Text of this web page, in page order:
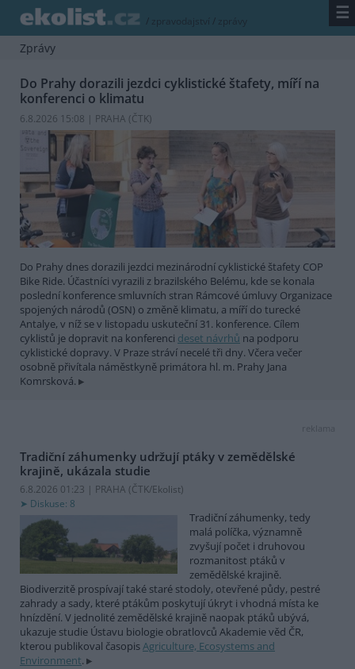
/ zpravodajství / zprávy ☰
Zprávy
Do Prahy dorazili jezdci cyklistické štafety, míří na
konferenci o klimatu
6.8.2026 15:08 | PRAHA (ČTK)
Do Prahy dnes dorazili jezdci mezinárodní cyklistické štafety COP
Bike Ride. Účastníci vyrazili z brazilského Belému, kde se konala
poslední konference smluvních stran Rámcové úmluvy Organizace
spojených národů (OSN) o změně klimatu, a míří do turecké
Antalye, v níž se v listopadu uskuteční 31. konference. Cílem
cyklistů je dopravit na konferenci deset návrhů na podporu
cyklistické dopravy. V Praze stráví necelé tři dny. Včera večer
osobně přivítala náměstkyně primátora hl. m. Prahy Jana
Komrsková.
reklama
Tradiční záhumenky udržují ptáky v zemědělské
krajině, ukázala studie
6.8.2026 01:23 | PRAHA (ČTK/Ekolist)
Diskuse: 8
Tradiční záhumenky, tedy
malá políčka, významně
zvyšují počet i druhovou
rozmanitost ptáků v
zemědělské krajině.
Biodiverzitě prospívají také staré stodoly, otevřené půdy, pestré
zahrady a sady, které ptákům poskytují úkryt i vhodná místa ke
hnízdění. V jednolité zemědělské krajině naopak ptáků ubývá,
ukazuje studie Ústavu biologie obratlovců Akademie věd ČR,
kterou publikoval časopisAgriculture, Ecosystems and
Environment.